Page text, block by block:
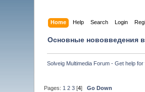
Home Help Search Login
Основные нововведения
Solveig Multimedia Forum - Get help
Pages: 1 2 3 [4]Go Down